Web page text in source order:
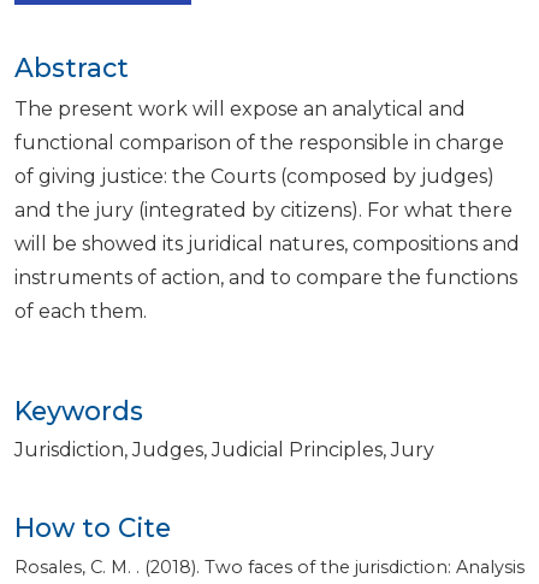
Keywords
Jurisdiction Judges Judicial Principles Jury
How to Cite
Rosales, C. M. . (2018). Two faces of the jurisdiction: Analysis
Abstract
The present work will expose an analytical and
functional comparison of the responsible in charge
of giving justice: the Courts (composed by judges)
and the jury (integrated by citizens). For what there
will be showed its juridical natures, compositions and
instruments of action, and to compare the functions
of each them.